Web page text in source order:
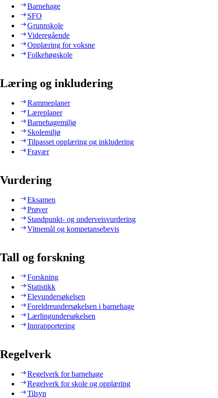
Barnehage
SFO
Grunnskole
Videregående
Opplæring for voksne
Folkehøgskole
Læring og inkludering
Rammeplaner
Læreplaner
Barnehagemiljø
Skolemiljø
Tilpasset opplæring og inkludering
Fravær
Vurdering
Eksamen
Prøver
Standpunkt- og underveisvurdering
Vitnemål og kompetansebevis
Tall og forskning
Forskning
Statistikk
Elevundersøkelsen
Foreldreundersøkelsen i barnehage
Lærlingundersøkelsen
Innrapportering
Regelverk
Regelverk for barnehage
Regelverk for skole og opplæring
Tilsyn